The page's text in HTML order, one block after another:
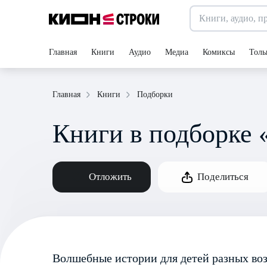
Главная Книги Аудио Медиа Комиксы
Главная Книги Подборки
Книги в подборке
Отложить Поделиться
Волшебные истории для детей разных